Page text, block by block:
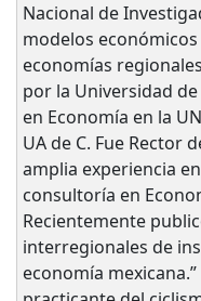
Nacional de
modelos
economías
por la Universidad
en Economía en la
UA de C. Fue Rector
amplia experiencia
consultoría en
Recientemente
interregionales de
economía